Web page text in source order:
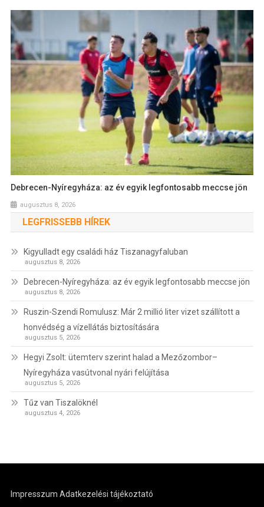
Debrecen-Nyíregyháza: az év egyik legfontosabb meccse jön
augusztus 8, 2026
LEGFRISSEBB HÍREK
Kigyulladt egy családi ház Tiszanagyfaluban
augusztus 8, 2026
Debrecen-Nyíregyháza: az év egyik legfontosabb meccse jön
augusztus 8, 2026
Ruszin-Szendi Romulusz: Már 2 millió liter vizet szállított a
honvédség a vízellátás biztosítására
augusztus 5, 2026
Hegyi Zsolt: ütemterv szerint halad a Mezőzombor–
Nyíregyháza vasútvonal nyári felújítása
augusztus 5, 2026
Tűz van Tiszalöknél
augusztus 4, 2026
Impresszum Adatkezelési tájékoztató